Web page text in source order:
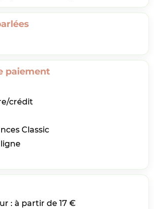
paiement
crédit
Classic
: à partir de 17 €